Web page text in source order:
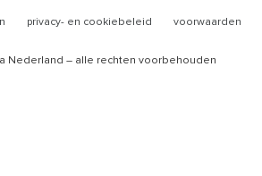
Nederland – alle rechten voorbehouden
privacy- en cookiebeleid voorwaarden